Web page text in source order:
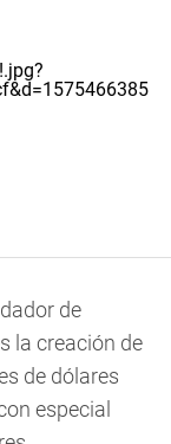
de
la creación de
de dólares
especial